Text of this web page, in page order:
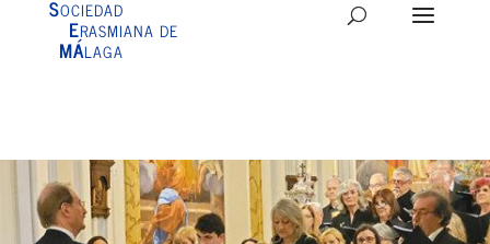
SOCIEDAD
ERASMIANA DE
MÁLAGA